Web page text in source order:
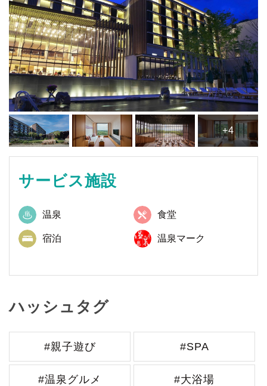
+4
サービス施設
温泉 食堂
宿泊 温泉マーク
ハッシュタグ
#親子遊び #SPA
#温泉グルメ #大浴場